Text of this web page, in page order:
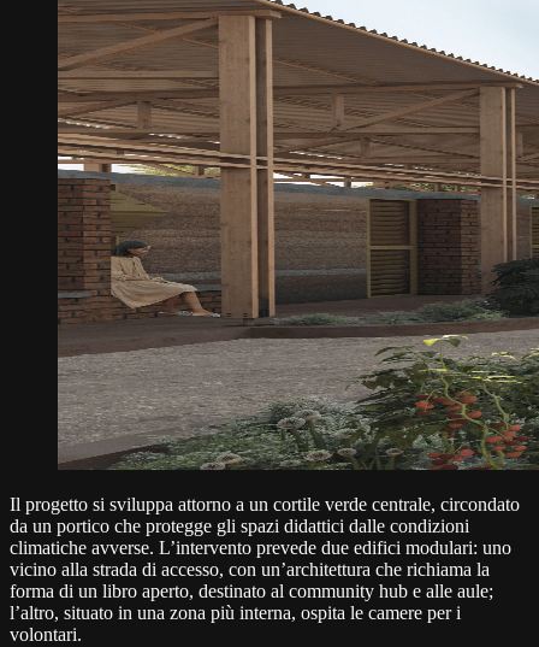
Il progetto si sviluppa attorno a un cortile verde centrale, circondato
da un portico che protegge gli spazi didattici dalle condizioni
climatiche avverse. L’intervento prevede due edifici modulari: uno
vicino alla strada di accesso, con un’architettura che richiama la
forma di un libro aperto, destinato al community hub e alle aule;
l’altro, situato in una zona più interna, ospita le camere per i
volontari.